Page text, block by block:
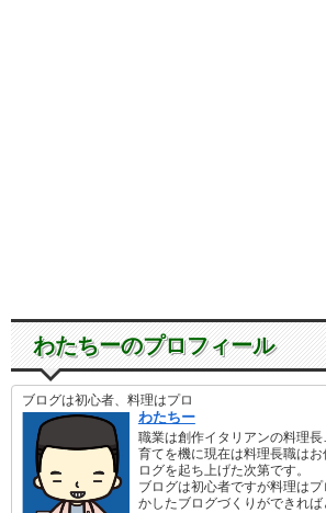
わたちーのプロフィール
ブログは初心者、料理はプロ
わたちー
職業は創作イタリアンの料理
育てを機に現在は料理長職は
ログを起ち上げた次第です。
ブログは初心者ですが料理は
かしたブログづくりができれば